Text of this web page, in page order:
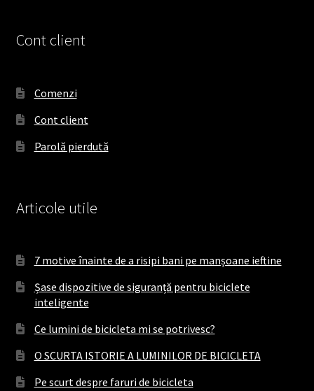
b
k
t
a
a
m
Cont client
Comenzi
Cont client
Parolă pierdută
Articole utile
7 motive înainte de a risipi bani pe manșoane ieftine
Șase dispozitive de siguranță pentru biciclete
inteligente
Ce lumini de bicicleta mi se potrivesc?
O SCURTA ISTORIE A LUMINILOR DE BICICLETA
Pe scurt despre faruri de bicicleta